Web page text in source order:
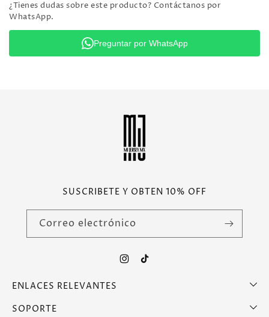
¿Tienes dudas sobre este producto? Contáctanos por
WhatsApp.
Preguntar por WhatsApp
SUSCRIBETE Y OBTEN 10% OFF
Correo electrónico
Instagram
TikTok
ENLACES RELEVANTES
SOPORTE